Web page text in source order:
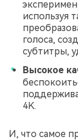
используя
голоса,
субтитры,
Высокое
4K.
И, что самое